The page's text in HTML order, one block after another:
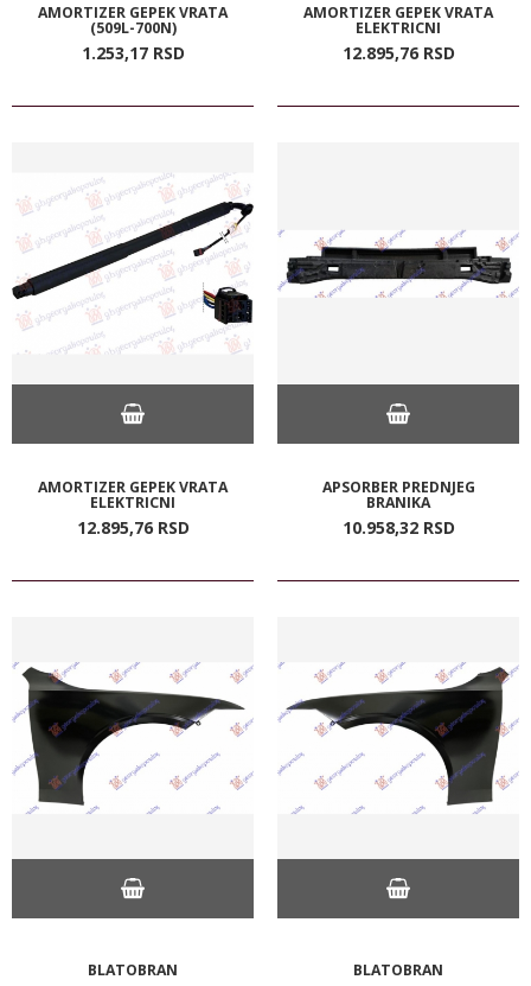
AMORTIZER GEPEK VRATA
(509L-700N)
1.253,17 RSD
AMORTIZER GEPEK VRATA
ELEKTRICNI
12.895,76 RSD
AMORTIZER GEPEK VRATA
ELEKTRICNI
12.895,76 RSD
APSORBER PREDNJEG
BRANIKA
10.958,32 RSD
BLATOBRAN BLATOBRAN